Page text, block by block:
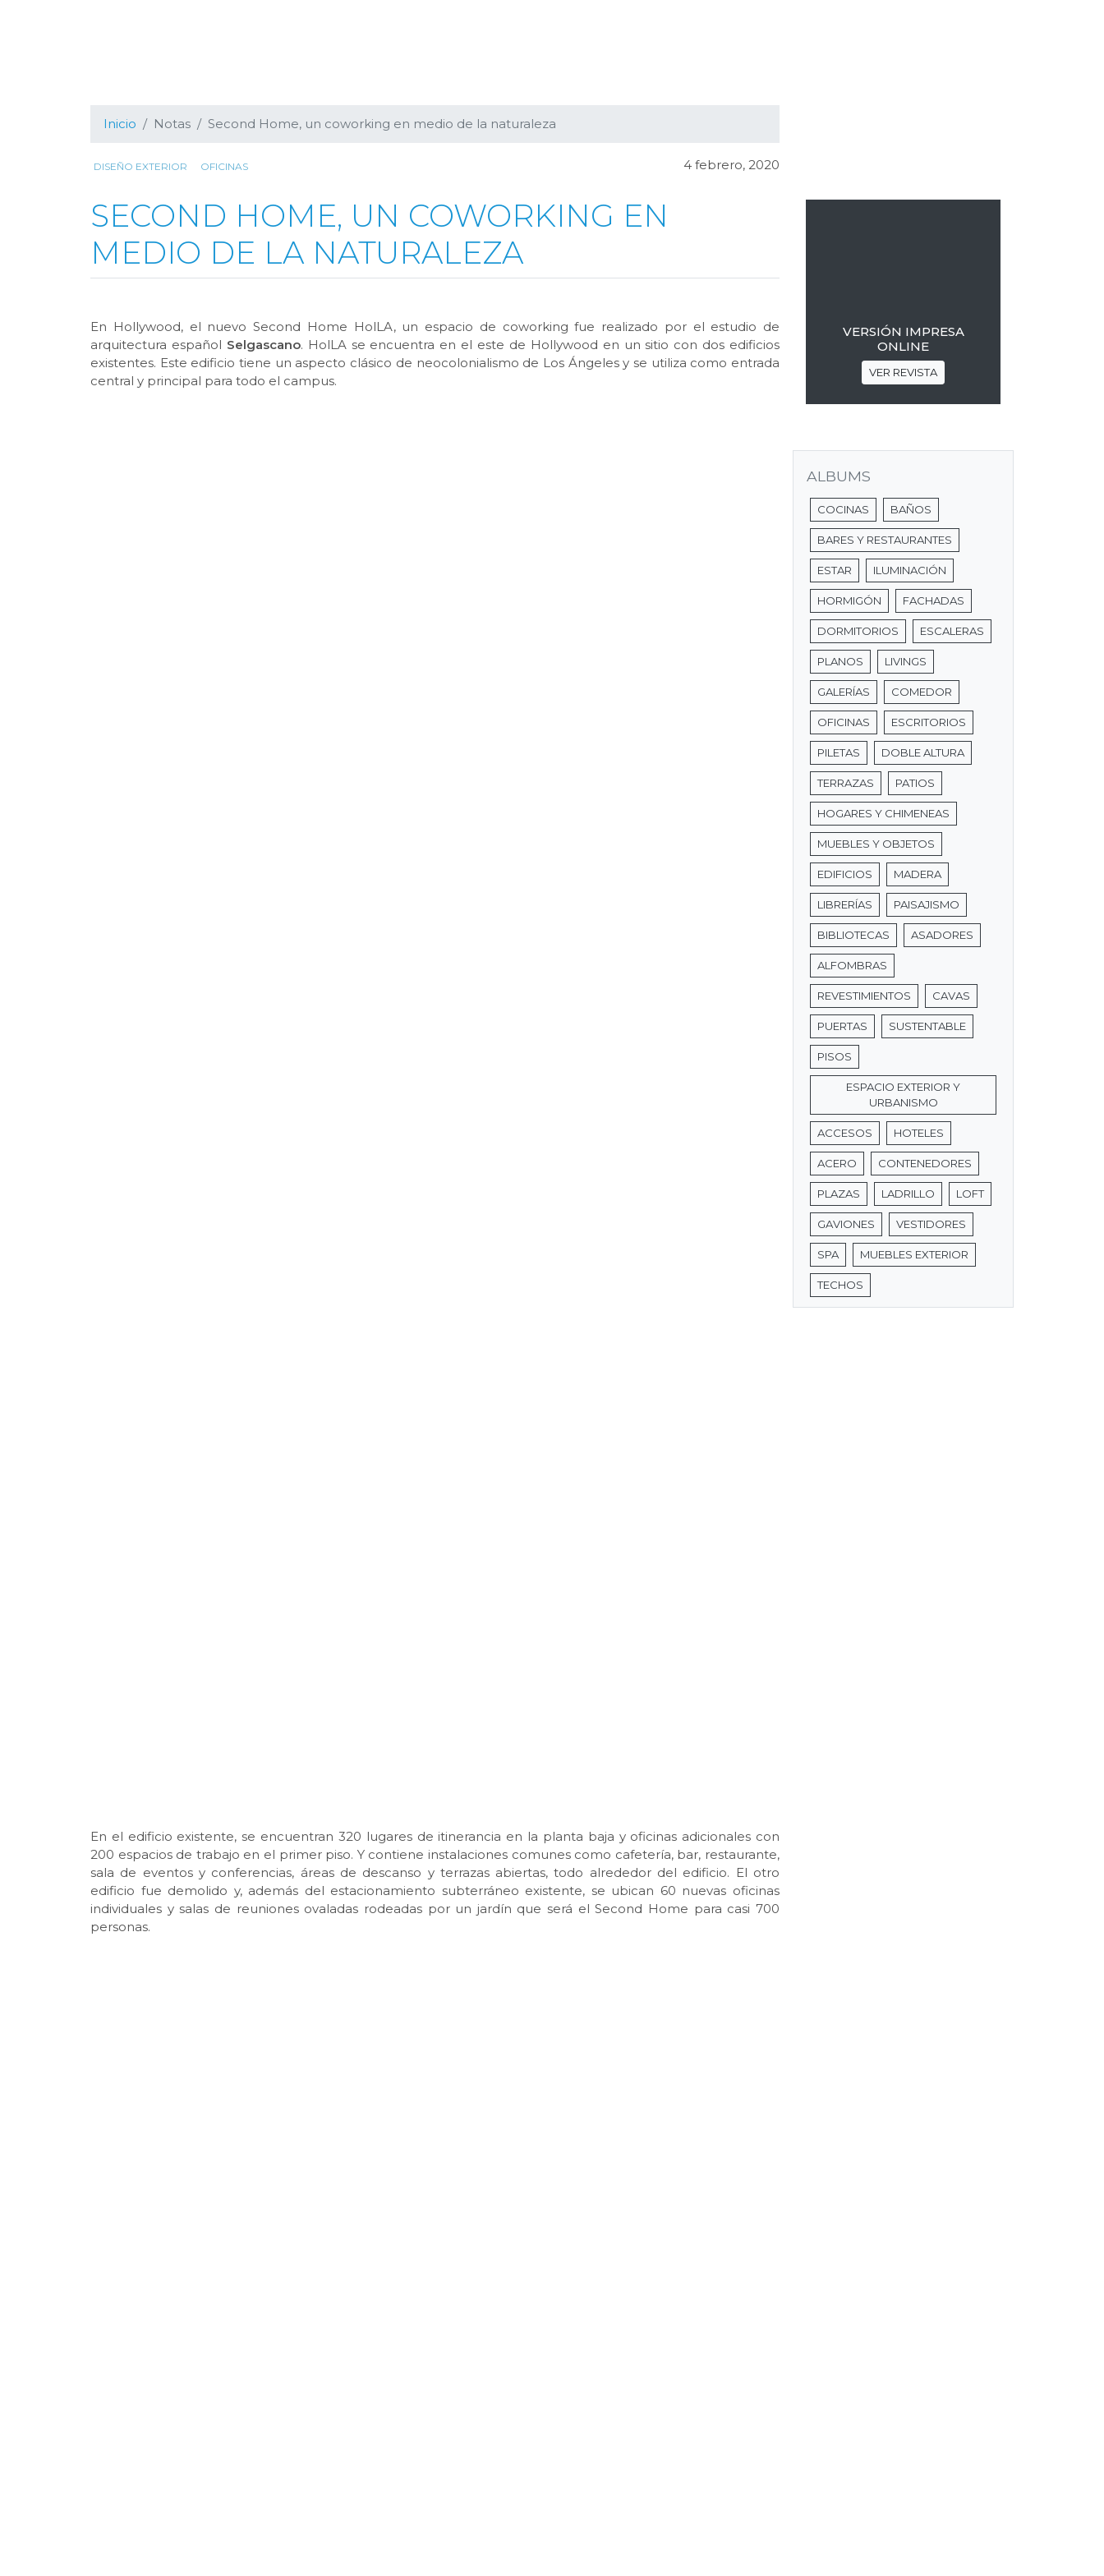
Inicio Notas Second Home, un coworking en medio de la naturaleza
DISEÑO EXTERIOR OFICINAS 4 febrero, 2020
SECOND HOME, UN COWORKING EN
MEDIO DE LA NATURALEZA
En Hollywood, el nuevo Second Home HolLA, un espacio de coworking fue realizado por el estudio de
arquitectura español Selgascano. HolLA se encuentra en el este de Hollywood en un sitio con dos edificios
existentes. Este edificio tiene un aspecto clásico de neocolonialismo de Los Ángeles y se utiliza como entrada
central y principal para todo el campus.
En el edificio existente, se encuentran 320 lugares de itinerancia en la planta baja y oficinas adicionales con
200 espacios de trabajo en el primer piso. Y contiene instalaciones comunes como cafetería, bar, restaurante,
sala de eventos y conferencias, áreas de descanso y terrazas abiertas, todo alrededor del edificio. El otro
edificio fue demolido y, además del estacionamiento subterráneo existente, se ubican 60 nuevas oficinas
individuales y salas de reuniones ovaladas rodeadas por un jardín que será el Second Home para casi 700
personas.
VERSIÓN IMPRESA
ONLINE
VER REVISTA
ALBUMS
COCINAS BAÑOS
BARES Y RESTAURANTES
ESTAR ILUMINACIÓN
HORMIGÓN FACHADAS
DORMITORIOS ESCALERAS
PLANOS LIVINGS
GALERÍAS COMEDOR
OFICINAS ESCRITORIOS
PILETAS DOBLE ALTURA
TERRAZAS PATIOS
HOGARES Y CHIMENEAS
MUEBLES Y OBJETOS
EDIFICIOS MADERA
LIBRERÍAS PAISAJISMO
BIBLIOTECAS ASADORES
ALFOMBRAS
REVESTIMIENTOS CAVAS
PUERTAS SUSTENTABLE
PISOS
ESPACIO EXTERIOR Y
URBANISMO
ACCESOS HOTELES
ACERO CONTENEDORES
PLAZAS LADRILLO LOFT
GAVIONES VESTIDORES
SPA MUEBLES EXTERIOR
TECHOS